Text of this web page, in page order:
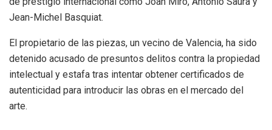
Jean-Michel Basquiat.
El propietario de las piezas, un vecino de Valencia, ha sido
detenido acusado de presuntos delitos contra la propiedad
intelectual y estafa tras intentar obtener certificados de
autenticidad para introducir las obras en el mercado del
arte.